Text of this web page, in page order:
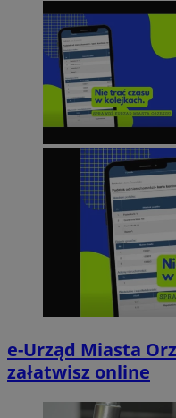
e-Urząd Miasta
załatwisz online